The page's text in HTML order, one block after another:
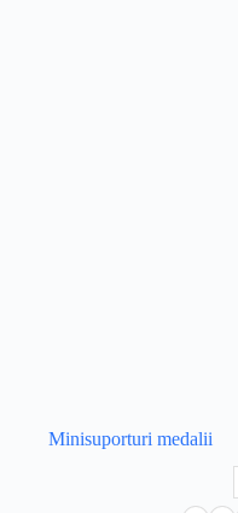
Minisuporturi medalii